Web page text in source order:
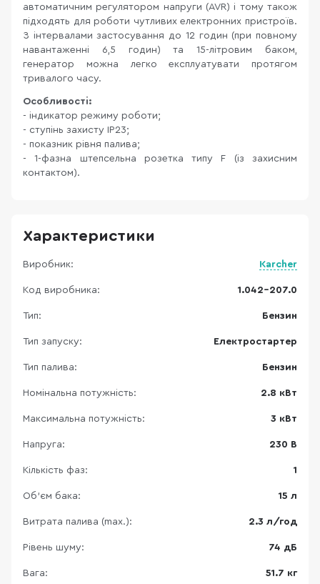
автоматичним регулятором напруги (AVR) і тому також
підходять для роботи чутливих електронних пристроїв.
З інтервалами застосування до 12 годин (при повному
навантаженні 6,5 годин) та 15-літровим баком,
генератор можна легко експлуатувати протягом
тривалого часу.
Особливості:
- індикатор режиму роботи;
- ступінь захисту IP23;
- показник рівня палива;
- 1-фазна штепсельна розетка типу F (із захисним
контактом).
Характеристики
Виробник: Karcher
Код виробника: 1.042-207.0
Тип: Бензин
Тип запуску: Електростартер
Тип палива: Бензин
Номінальна потужність: 2.8 кВт
Максимальна потужність: 3 кВт
Напруга: 230 В
Кількість фаз: 1
Об'єм бака: 15 л
Витрата палива (max.): 2.3 л/год
Рівень шуму: 74 дБ
Вага: 51.7 кг